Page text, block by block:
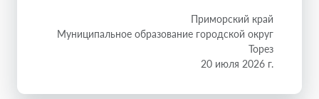
Приморский край
Муниципальное образование городской округ
Торез
20 июля 2026 г.